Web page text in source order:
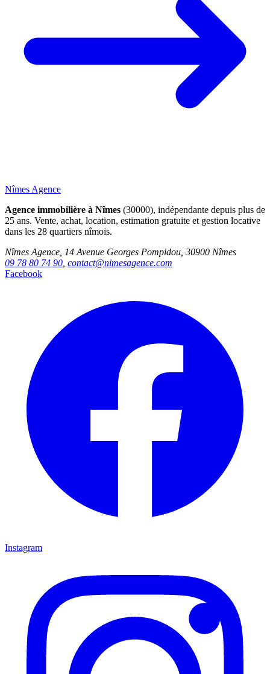
Nîmes Agence
Agence immobilière à Nîmes (30000), indépendante depuis plus de
25 ans. Vente, achat, location, estimation gratuite et gestion locative
dans les 28 quartiers nîmois.
Nîmes Agence, 14 Avenue Georges Pompidou, 30900 Nîmes
09 78 80 74 90 contact@nimesagence.com
Facebook
Instagram